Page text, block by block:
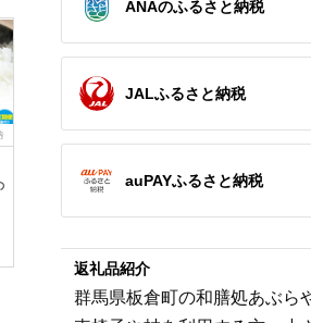
【伊万里焼】ブルーレ
5.0
寄付金額:13,000円
【ふるさと納税】［沖
顆粒（250g）×2袋セ
食塩 塩 調味料 食卓塩
ま市 果報バンタ
5.0
寄付金額:12,000円
ANAのふるさと納税
JALふるさと納税
auPAYふるさと納税
返礼品紹介
群馬県板倉町の和膳処あぶら